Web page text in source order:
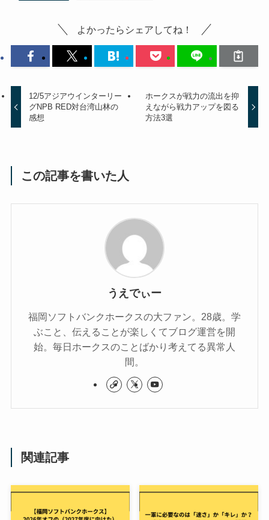
よかったらシェアしてね！
12/5アジアウインターリー
グNPB RED対台湾山林の
感想
ホークスが戦力の流出を抑
えながら戦力アップを図る
方法3選
この記事を書いた人
うえでぃー
福岡ソフトバンクホークスの大ファン。28歳。学
ぶこと、伝えることが楽しくてブログ運営を開
始。毎日ホークスのことばかり考えてる異常人
間。
関連記事